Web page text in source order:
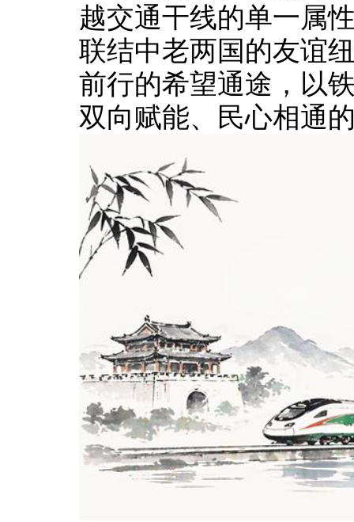
越交通干线的单一属
联结中老两国的友谊
前行的希望通途，以
双向赋能、民心相通